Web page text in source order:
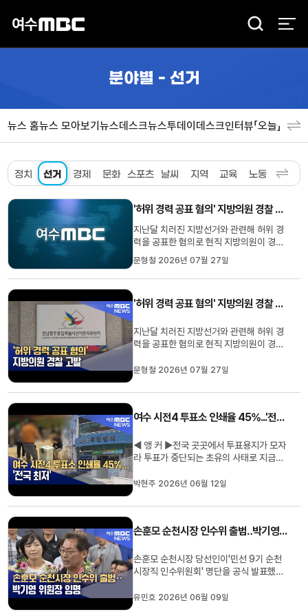
검
분야별 - 선거
뉴스 홈뉴스 모아보기뉴스데스크뉴스투데이데스크인터뷰「오늘」 분야
정치 선거 경제 문화 스포츠 날씨 지역 교육 노동 환경
'허위 경력 공표 혐의' 지방의원 경찰 고발
지난달 치러진 지방선거와 관련해 허위 경
력을 공표한 혐의로 현직 지방의원이 경찰
에 고발됐습니다.전남광주통합특별시선거
관리위원회는 과거 '청렴시민감사관'으로
위촉됐음에도자신을 '현 감사관'으로 기재
SNS에도 게시한 혐의 등으로 한 지방의원
문형철 2026년 07월 27일
'허위 경력 공표 혐의' 지방의원 경찰 고발
지난달 치러진 지방선거와 관련해 허위 경
력을 공표한 혐의로 현직 지방의원이 경찰
관리위원회는 과거 '청렴시민감사관'으로
한 명함을 배부하고,해당 경력을 자신의
을 경찰에 고발했다고 밝혔습니...
문형철 2026년 07월 27일
여수 시전4 투표소 인쇄율 45%...'전국 최저'
◀ 앵 커 ▶전국 곳곳에서 투표용지가 모자
라 투표가 중단되는 초유의 사태로 지금까
보니 남의 지역 이야기가 아니었습니다. 여
에서 가장 낮았던 것으로 확인됐습니다.유
표가 멈출 뻔했습니다.박현...
박현주 2026년 06월 12일
손훈모 순천시장 인수위 출범‥박기영 위원장 임명
손훈모 순천시장 당선인이'민선 9기 순천
시장직 인수위원회' 명단을 공식 발표했습
국립순천대 명예교수가 위원장을,김동현
유민호 2026년 06월 09일